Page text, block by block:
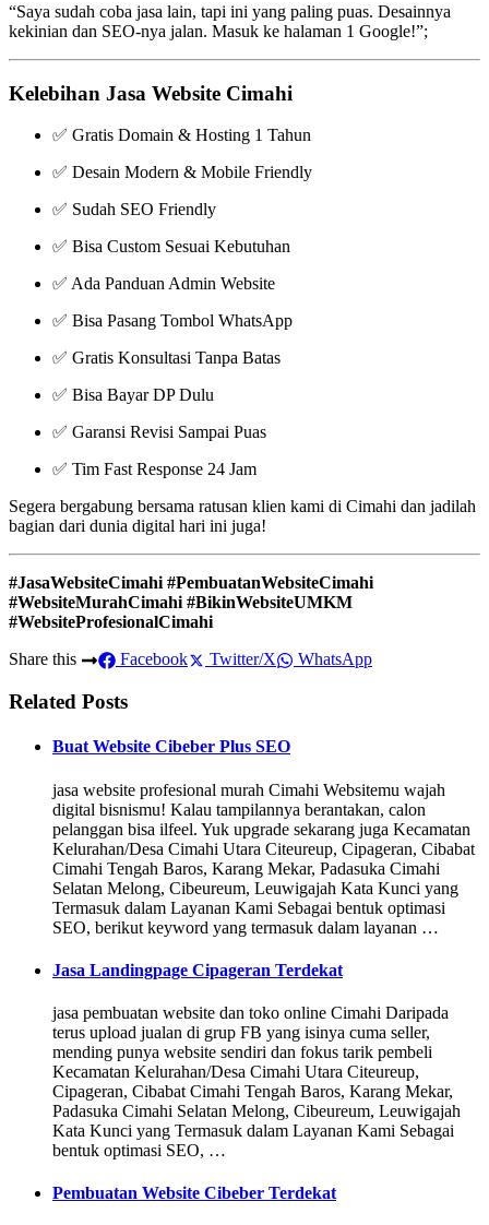
“Saya sudah coba jasa lain, tapi ini yang paling puas. Desainnya
kekinian dan SEO-nya jalan. Masuk ke halaman 1 Google!”;
Kelebihan Jasa Website Cimahi
✅ Gratis Domain & Hosting 1 Tahun
✅ Desain Modern & Mobile Friendly
✅ Sudah SEO Friendly
✅ Bisa Custom Sesuai Kebutuhan
✅ Ada Panduan Admin Website
✅ Bisa Pasang Tombol WhatsApp
✅ Gratis Konsultasi Tanpa Batas
✅ Bisa Bayar DP Dulu
✅ Garansi Revisi Sampai Puas
✅ Tim Fast Response 24 Jam
Segera bergabung bersama ratusan klien kami di Cimahi dan jadilah
bagian dari dunia digital hari ini juga!
#JasaWebsiteCimahi #PembuatanWebsiteCimahi
#WebsiteMurahCimahi #BikinWebsiteUMKM
#WebsiteProfesionalCimahi
Share this
Facebook Twitter/X WhatsApp
Related Posts
Buat Website Cibeber Plus SEO
jasa website profesional murah Cimahi Websitemu wajah
digital bisnismu! Kalau tampilannya berantakan, calon
pelanggan bisa ilfeel. Yuk upgrade sekarang juga Kecamatan
Kelurahan/Desa Cimahi Utara Citeureup, Cipageran, Cibabat
Cimahi Tengah Baros, Karang Mekar, Padasuka Cimahi
Selatan Melong, Cibeureum, Leuwigajah Kata Kunci yang
Termasuk dalam Layanan Kami Sebagai bentuk optimasi
SEO, berikut keyword yang termasuk dalam layanan …
Jasa Landingpage Cipageran Terdekat
jasa pembuatan website dan toko online Cimahi Daripada
terus upload jualan di grup FB yang isinya cuma seller,
mending punya website sendiri dan fokus tarik pembeli
Kecamatan Kelurahan/Desa Cimahi Utara Citeureup,
Cipageran, Cibabat Cimahi Tengah Baros, Karang Mekar,
Padasuka Cimahi Selatan Melong, Cibeureum, Leuwigajah
Kata Kunci yang Termasuk dalam Layanan Kami Sebagai
bentuk optimasi SEO, …
Pembuatan Website Cibeber Terdekat